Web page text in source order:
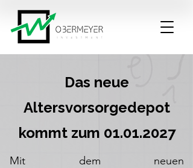
Das neue
Altersvorsorgedepot
kommt zum 01.01.2027
Mit dem neuen